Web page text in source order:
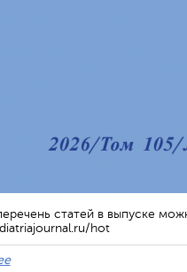
статей в выпуске
hot